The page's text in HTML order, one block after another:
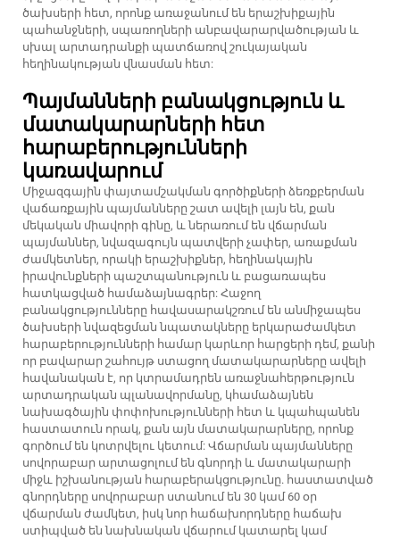
ծախսերի հետ, որոնք առաջանում են երաշխիքային
պահանջների, սպառողների անբավարարվածության և
սխալ արտադրանքի պատճառով շուկայական
հեղինակության վնասման հետ:
Պայմանների բանակցություն և
մատակարարների հետ
հարաբերությունների
կառավարում
Միջազգային փայտամշակման գործիքների ձեռքբերման
վաճառքային պայմանները շատ ավելի լայն են, քան
մեկական միավորի գինը, և ներառում են վճարման
պայմաններ, նվազագույն պատվերի չափեր, առաքման
ժամկետներ, որակի երաշխիքներ, հեղինակային
իրավունքների պաշտպանություն և բացառապես
հատկացված համաձայնագրեր: Հաջող
բանակցությունները հավասարակշռում են անմիջապես
ծախսերի նվազեցման նպատակները երկարաժամկետ
հարաբերությունների համար կարևոր հարցերի դեմ, քանի
որ բավարար շահույթ ստացող մատակարարները ավելի
հավանական է, որ կտրամադրեն առաջնահերթություն
արտադրական պլանավորմանը, կհամաձայնեն
նախագծային փոփոխությունների հետ և կպահպանեն
հաստատուն որակ, քան այն մատակարարները, որոնք
գործում են կոտրվելու կետում: Վճարման պայմանները
սովորաբար արտացոլում են գնորդի և մատակարարի
միջև իշխանության հարաբերակցությունը. հաստատված
գնորդները սովորաբար ստանում են 30 կամ 60 օր
վճարման ժամկետ, իսկ նոր հաճախորդները հաճախ
ստիպված են նախնական վճարում կատարել կամ